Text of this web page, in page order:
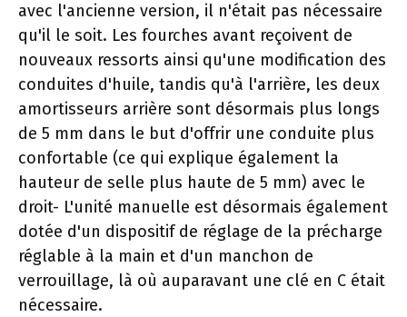
avec l'ancienne version, il n'était pas nécessaire
qu'il le soit. Les fourches avant reçoivent de
nouveaux ressorts ainsi qu'une modification des
conduites d'huile, tandis qu'à l'arrière, les deux
amortisseurs arrière sont désormais plus longs
de 5 mm dans le but d'offrir une conduite plus
confortable (ce qui explique également la
hauteur de selle plus haute de 5 mm) avec le
droit- L'unité manuelle est désormais également
dotée d'un dispositif de réglage de la précharge
réglable à la main et d'un manchon de
verrouillage, là où auparavant une clé en C était
nécessaire.